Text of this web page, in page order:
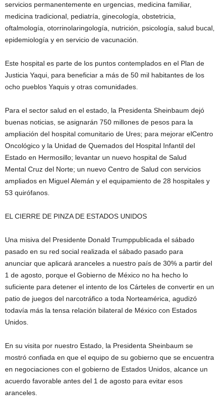
servicios permanentemente en urgencias, medicina familiar,
medicina tradicional, pediatría, ginecología, obstetricia,
oftalmología, otorrinolaringología, nutrición, psicología, salud bucal,
epidemiología y en servicio de vacunación.
Este hospital es parte de los puntos contemplados en el Plan de
Justicia Yaqui, para beneficiar a más de 50 mil habitantes de los
ocho pueblos Yaquis y otras comunidades.
Para el sector salud en el estado, la Presidenta Sheinbaum dejó
buenas noticias, se asignarán 750 millones de pesos para la
ampliación del hospital comunitario de Ures; para mejorar elCentro
Oncológico y la Unidad de Quemados del Hospital Infantil del
Estado en Hermosillo; levantar un nuevo hospital de Salud
Mental Cruz del Norte; un nuevo Centro de Salud con servicios
ampliados en Miguel Alemán y el equipamiento de 28 hospitales y
53 quirófanos.
EL CIERRE DE PINZA DE ESTADOS UNIDOS
Una misiva del Presidente Donald Trumppublicada el sábado
pasado en su red social realizada el sábado pasado para
anunciar que aplicará aranceles a nuestro país de 30% a partir del
1 de agosto, porque el Gobierno de México no ha hecho lo
suficiente para detener el intento de los Cárteles de convertir en un
patio de juegos del narcotráfico a toda Norteamérica, agudizó
todavía más la tensa relación bilateral de México con Estados
Unidos.
En su visita por nuestro Estado, la Presidenta Sheinbaum se
mostró confiada en que el equipo de su gobierno que se encuentra
en negociaciones con el gobierno de Estados Unidos, alcance un
acuerdo favorable antes del 1 de agosto para evitar esos
aranceles.